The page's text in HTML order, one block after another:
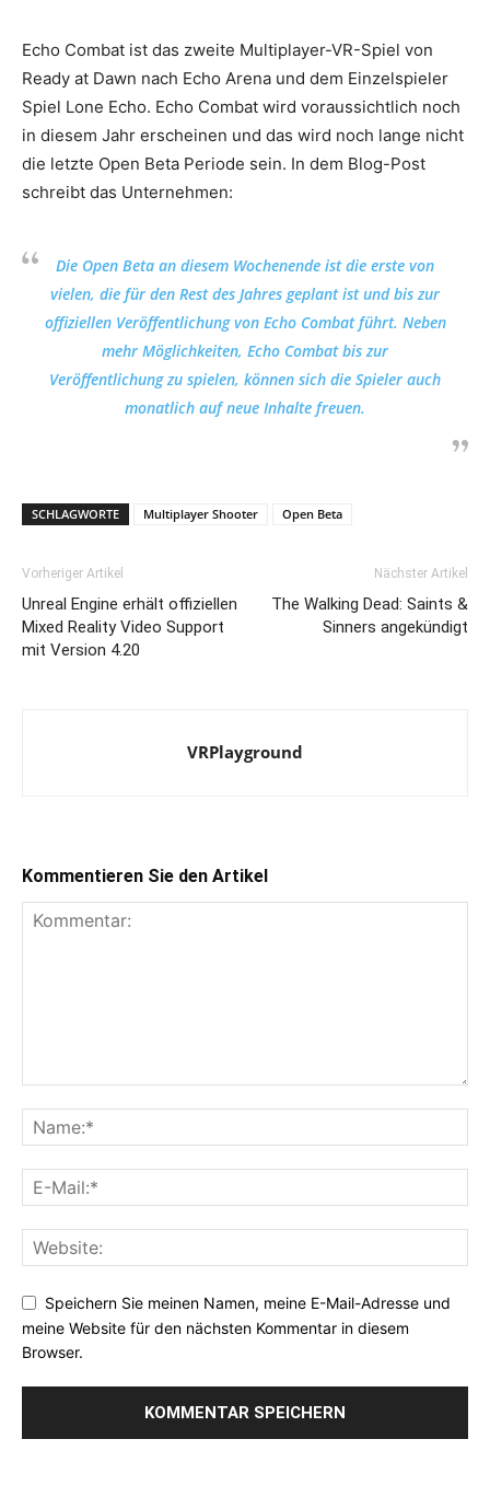
Echo Combat ist das zweite Multiplayer-VR-Spiel von
Ready at Dawn nach Echo Arena und dem Einzelspieler
Spiel Lone Echo. Echo Combat wird voraussichtlich noch
in diesem Jahr erscheinen und das wird noch lange nicht
die letzte Open Beta Periode sein. In dem Blog-Post
schreibt das Unternehmen:
Die Open Beta an diesem Wochenende ist die erste von
vielen, die für den Rest des Jahres geplant ist und bis zur
offiziellen Veröffentlichung von Echo Combat führt. Neben
mehr Möglichkeiten, Echo Combat bis zur
Veröffentlichung zu spielen, können sich die Spieler auch
monatlich auf neue Inhalte freuen.
SCHLAGWORTE Multiplayer Shooter Open Beta
Vorheriger Artikel
Unreal Engine erhält offiziellen
Mixed Reality Video Support
mit Version 4.20
Nächster Artikel
The Walking Dead: Saints &
Sinners angekündigt
VRPlayground
Kommentieren Sie den Artikel
Speichern Sie meinen Namen, meine E-Mail-Adresse und
meine Website für den nächsten Kommentar in diesem
Browser.